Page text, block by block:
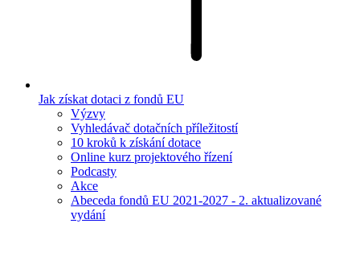
Jak získat dotaci z fondů EU
Výzvy
Vyhledávač dotačních příležitostí
10 kroků k získání dotace
Online kurz projektového řízení
Podcasty
Akce
Abeceda fondů EU 2021-2027 - 2. aktualizované
vydání